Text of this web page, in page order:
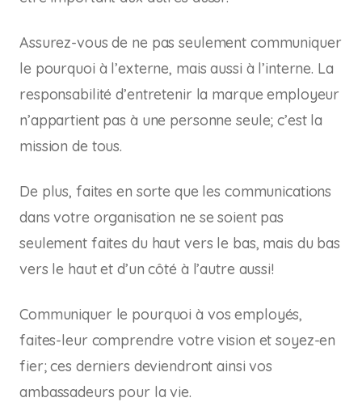
Assurez-vous de ne pas seulement communiquer
le pourquoi à l’externe, mais aussi à l’interne. La
responsabilité d’entretenir la marque employeur
n’appartient pas à une personne seule; c’est la
mission de tous.
De plus, faites en sorte que les communications
dans votre organisation ne se soient pas
seulement faites du haut vers le bas, mais du bas
vers le haut et d’un côté à l’autre aussi!
Communiquer le pourquoi à vos employés,
faites-leur comprendre votre vision et soyez-en
fier; ces derniers deviendront ainsi vos
ambassadeurs pour la vie.